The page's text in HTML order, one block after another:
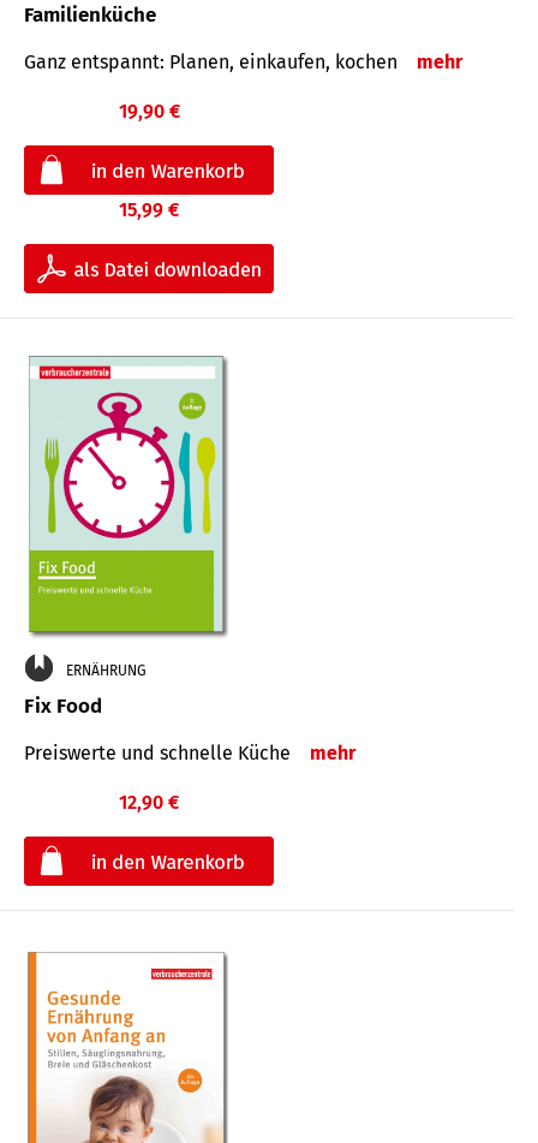
Familienküche
Ganz entspannt: Planen, einkaufen, kochen mehr
19,90 €
15,99 €
ERNÄHRUNG
Fix Food
Preiswerte und schnelle Küche mehr
12,90 €